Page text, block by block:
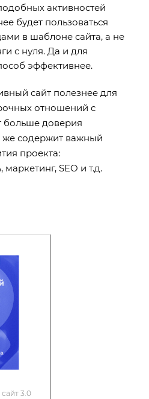
активностей
будет пользоваться
в шаблоне сайта, а не
с нуля. Да и для
эффективнее.
сайт полезнее для
отношений с
больше доверия
же содержит важный
проекта:
маркетинг, SEO и т.д.
3.0